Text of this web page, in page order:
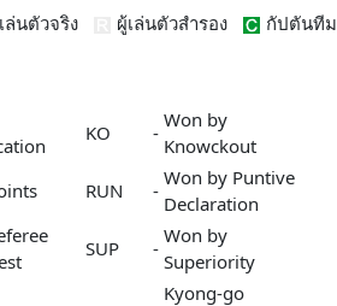
ล่นตัวจริง ผู้เล่นตัวสำรอง กัปตันทีม
KO -
Won by
Knowckout
RUN -
Won by Puntive
Declaration
SUP -
Won by
Superiority
Kyong-go